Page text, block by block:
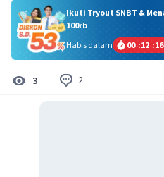
Ikuti Tryout SNBT &
100rb
Habis dalam
00 :12 :16
3 2